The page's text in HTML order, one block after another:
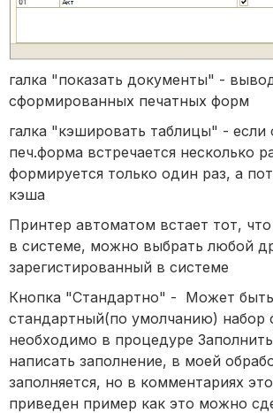
галка "показать документы" -
сформированных печатных форм
галка "кэшировать таблицы" - если
печ.форма встречается несколько
формируется только один раз, а
кэша
Принтер автоматом встает тот,
в системе, можно выбрать любой
зарегистированный в системе
Кнопка "Стандартно" - Может
стандартный(по умолчанию) набор
необходимо в процедуре
написать заполнение, в моей
заполняется, но в комментариях
приведен пример как это можно